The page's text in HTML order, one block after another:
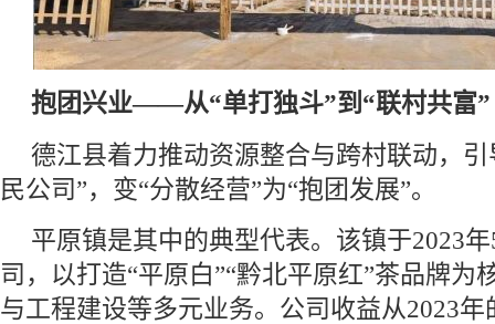
抱团兴业——从“单打独斗”到“联村共富”
德江县着力推动资源整合与跨村联动，
民公司”，变“分散经营”为“抱团发展”。
平原镇是其中的典型代表。该镇于2023
司，以打造“平原白”“黔北平原红”茶品牌为
与工程建设等多元业务。公司收益从2023年